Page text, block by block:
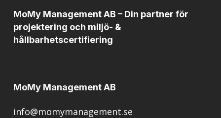
MoMy Management AB – Din partner för
projektering och miljö- &
hållbarhetscertifiering
MoMy Management AB
info@momymanagement.se